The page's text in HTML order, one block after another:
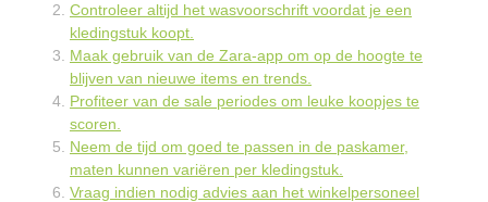
Controleer altijd het wasvoorschrift voordat je een
kledingstuk koopt.
Maak gebruik van de Zara-app om op de hoogte te
blijven van nieuwe items en trends.
Profiteer van de sale periodes om leuke koopjes te
scoren.
Neem de tijd om goed te passen in de paskamer,
maten kunnen variëren per kledingstuk.
Vraag indien nodig advies aan het winkelpersoneel